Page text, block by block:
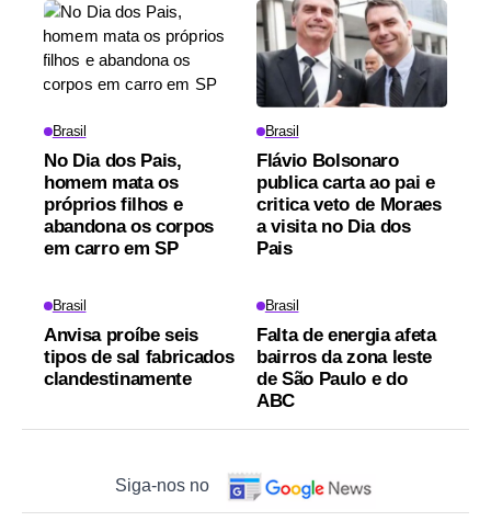
Brasil
No Dia dos Pais,
homem mata os
próprios filhos e
abandona os corpos
em carro em SP
Brasil
Flávio Bolsonaro
publica carta ao pai e
critica veto de Moraes
a visita no Dia dos
Pais
Brasil
Anvisa proíbe seis
tipos de sal fabricados
clandestinamente
Brasil
Falta de energia afeta
bairros da zona leste
de São Paulo e do
ABC
Siga-nos no